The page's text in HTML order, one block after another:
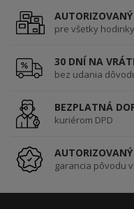
AUTORIZOVANÝ
pre všetky
30 DNÍ NA
bez udania
BEZPLATNÁ
kuriérom DPD
AUTORIZOVANÝ
garancia pôvodu